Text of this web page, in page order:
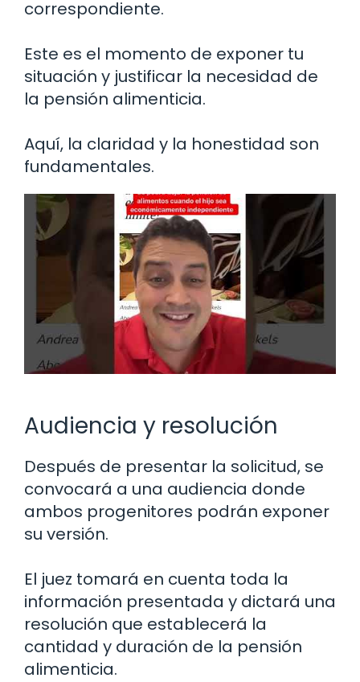
correspondiente.
Este es el momento de exponer tu
situación y justificar la necesidad de
la pensión alimenticia.
Aquí, la claridad y la honestidad son
fundamentales.
Audiencia y resolución
Después de presentar la solicitud, se
convocará a una audiencia donde
ambos progenitores podrán exponer
su versión.
El juez tomará en cuenta toda la
información presentada y dictará una
resolución que establecerá la
cantidad y duración de la pensión
alimenticia.